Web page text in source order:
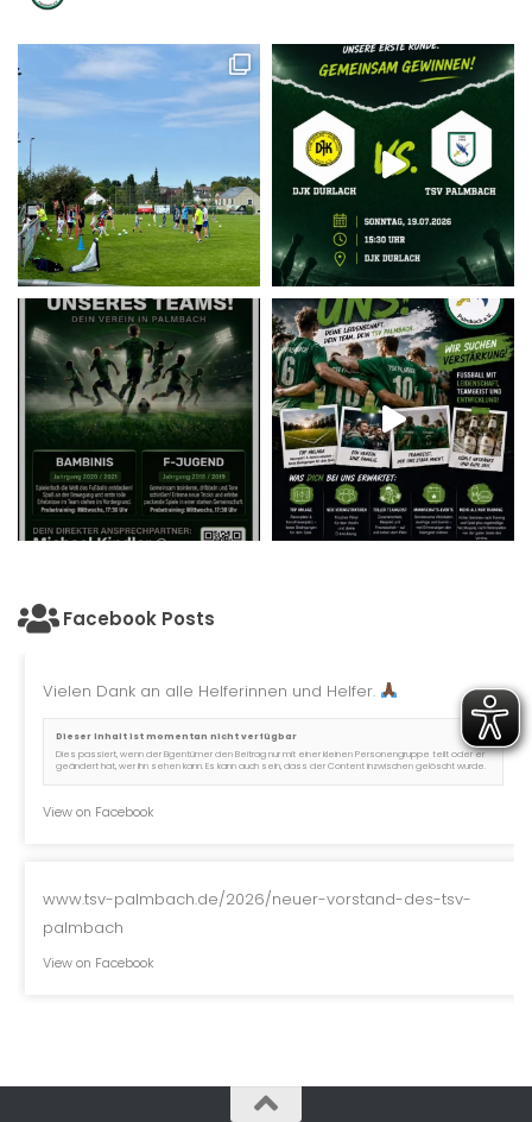
Facebook Posts
Vielen Dank an alle Helferinnen und Helfer.
Dieser Inhalt ist momentan nicht verfügbar
Dies passiert, wenn der Eigentümer den Beitrag nur mit einer kleinen Personengruppe teilt oder er
geändert hat, wer ihn sehen kann. Es kann auch sein, dass der Content inzwischen gelöscht wurde.
View on Facebook
www.tsv-palmbach.de/2026/neuer-vorstand-des-tsv-
palmbach
View on Facebook